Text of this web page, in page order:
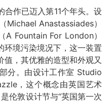
合作已迈入第11个年头。设
Michael Anastassiades）
A Fountain For London）
环境污染境况下，这一装置
值，其优雅的造型和外观又
分。由设计工作室 Studio
，这个概念由英国艺术
伦敦设计节与“英国第一次